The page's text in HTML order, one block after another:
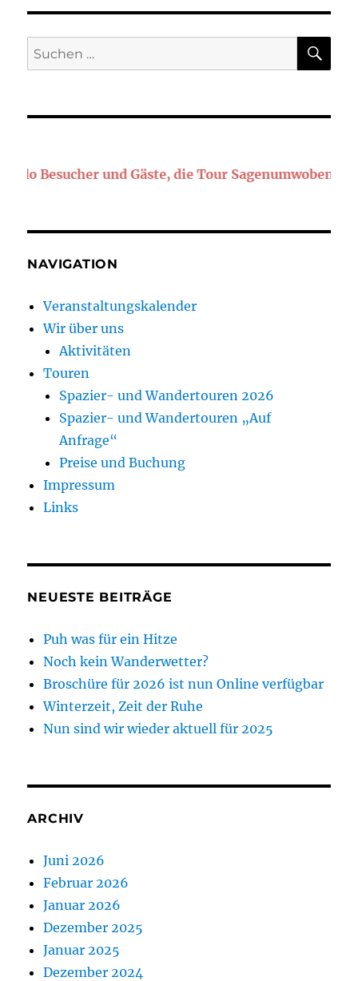
Suchen
nach:
Besucher und Gäste, die Tour Sagenumwobener
NAVIGATION
Veranstaltungskalender
Wir über uns
Aktivitäten
Touren
Spazier- und Wandertouren 2026
Spazier- und Wandertouren „Auf
Anfrage“
Preise und Buchung
Impressum
Links
NEUESTE BEITRÄGE
Puh was für ein Hitze
Noch kein Wanderwetter?
Broschüre für 2026 ist nun Online verfügbar
Winterzeit, Zeit der Ruhe
Nun sind wir wieder aktuell für 2025
ARCHIV
Juni 2026
Februar 2026
Januar 2026
Dezember 2025
Januar 2025
Dezember 2024